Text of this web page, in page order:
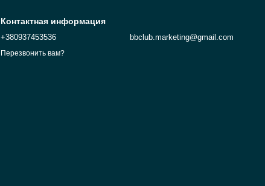
Контактная информация
+380937453536
Перезвонить вам?
bbclub.marketing@gmail.com